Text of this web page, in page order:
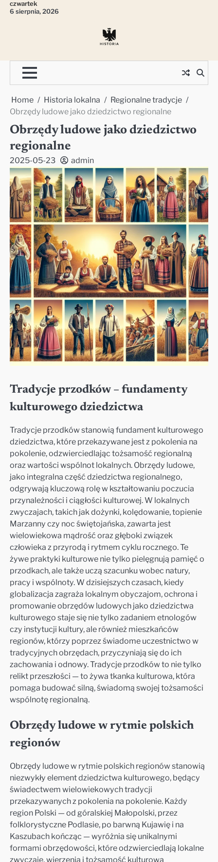
Skipczwartek
6 sierpnia, 2026
Home Historia lokalna
Regionalne tradycje
Obrzędy ludowe jako dziedzictwo regionalne
Obrzędy ludowe jako dziedzictwo
regionalne
2025-05-23 admin
Tradycje przodków – fundamenty
kulturowego dziedzictwa
Tradycje przodków stanowią fundament kulturowego
dziedzictwa, które przekazywane jest z pokolenia na
pokolenie, odzwierciedlając tożsamość regionalną
oraz wartości wspólnot lokalnych. Obrzędy ludowe,
jako integralna część dziedzictwa regionalnego,
odgrywają kluczową rolę w kształtowaniu poczucia
przynależności i ciągłości kulturowej. W lokalnych
zwyczajach, takich jak dożynki, kolędowanie, topienie
Marzanny czy noc świętojańska, zawarta jest
wielowiekowa mądrość oraz głęboki związek
człowieka z przyrodą i rytmem cyklu rocznego. Te
żywe praktyki kulturowe nie tylko pielęgnują pamięć o
przodkach, ale także uczą szacunku wobec natury,
pracy i wspólnoty. W dzisiejszych czasach, kiedy
globalizacja zagraża lokalnym obyczajom, ochrona i
promowanie obrzędów ludowych jako dziedzictwa
kulturowego staje się nie tylko zadaniem etnologów
czy instytucji kultury, ale również mieszkańców
regionów, którzy poprzez świadome uczestnictwo w
tradycyjnych obrzędach, przyczyniają się do ich
zachowania i odnowy. Tradycje przodków to nie tylko
relikt przeszłości — to żywa tkanka kulturowa, która
pomaga budować silną, świadomą swojej tożsamości
wspólnotę regionalną.
Obrzędy ludowe w rytmie polskich
regionów
Obrzędy ludowe w rytmie polskich regionów stanowią
niezwykły element dziedzictwa kulturowego, będący
świadectwem wielowiekowych tradycji
przekazywanych z pokolenia na pokolenie. Każdy
region Polski — od góralskiej Małopolski, przez
folklorystyczne Podlasie, po barwną Kujawię i na
Kaszubach kończąc — wyróżnia się unikalnymi
formami obrzędowości, które odzwierciedlają lokalne
zwyczaje, wierzenia i tożsamość kulturową